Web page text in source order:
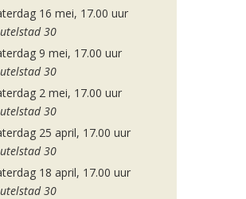
16 mei, 17.00 uur
30
9 mei, 17.00 uur
30
2 mei, 17.00 uur
30
25 april, 17.00 uur
30
18 april, 17.00 uur
30